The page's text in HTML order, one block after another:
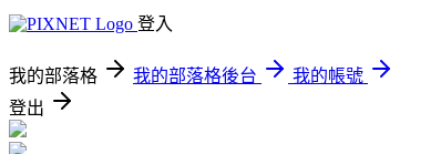
登入
我的部落格 我的部落格後台
我的帳號
登出